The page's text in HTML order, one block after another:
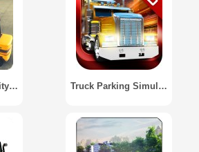
Forklift Extreme City Builder Truck Parking Simulation 2014